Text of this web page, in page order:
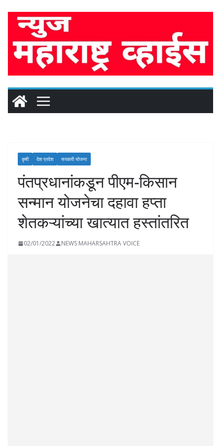
कृषी देश प्रदेश सरकारी योजना
पंतप्रधानांकडून पीएम-किसान
सन्मान योजनेचा दहावा हप्ता
शेतकऱ्यांच्या खात्यात हस्तांतरित
02/01/2022 NEWS MAHARSAHTRA VOICE